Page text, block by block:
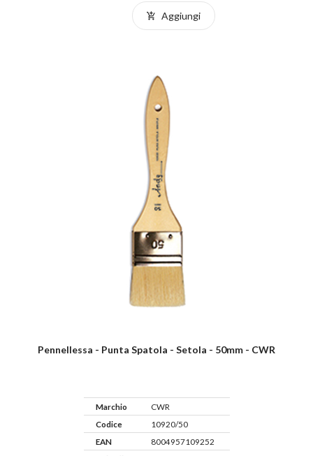
Aggiungi
Pennellessa - Punta Spatola - Setola - 50mm - CWR
Marchio
CWR
Codice
10920/50
EAN
8004957109252